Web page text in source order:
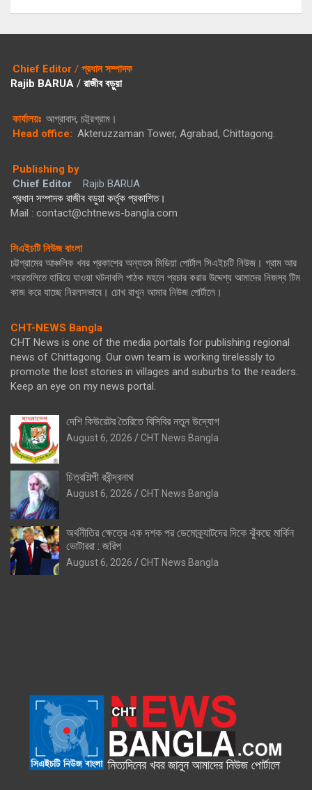
Chief Editor / প্রধান সম্পাদক
Rajib BARUA / রাজীব বড়ুয়া
কার্যালয়ঃ আগ্রাবাদ, চট্ট্রগ্রাম।
Head office: Akteruzzaman Tower, Agrabad, Chittagong.
Publishing by
Chief Editor
Rajib BARUA
প্রধান সম্পাদক রাজীব বড়ুয়া কর্তৃক প্রকাশিত।
Mail : contact@chtnews-bangla.com
সিএইচটি নিউজ বাংলা
চট্টগ্রামের আঞ্চলিক খবর প্রকাশের অন্যতম মিডিয়া পোর্টাল সিএইচটি নিউজ। গ্রাম আর
শহরতলিতে হারিয়ে যাওয়া ঘটনাবলি পাঠক মহলে প্রচার করার উদ্দেশ্য আমাদের নিজস্ব টিম
কাজ করে যাচ্ছে নিরলসভাবে। চোখ রাখুন আমার নিউজ পোর্টালে।
CHT-NEWS Bangla
CHT News is one of the media portals for publishing regional
news of Chittagong. Our own team is working tirelessly to
promote the lost stories in villages and suburbs to the readers.
Keep an eye on my news portal.
দেশি কিউরেটর তৈরিতে বিসিবির নতুন উদ্যোগ
August 6, 2026 CHT News Bangla
চিত্রশিল্পী রবীন্দ্রনাথ
August 6, 2026 CHT News Bangla
অর্থনীতির ক্ষেত্রে এক দশক পর ডেমোক্র্যাটদের দিকে ঝুঁকছে মার্কিন
ভোটাররা : জরিপ
August 6, 2026 CHT News Bangla